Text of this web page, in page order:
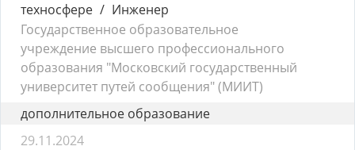
техносфере
Инженер
Государственное образовательное
учреждение высшего профессионального
образования "Московский государственный
университет путей сообщения" (МИИТ)
дополнительное образование
29.11.2024